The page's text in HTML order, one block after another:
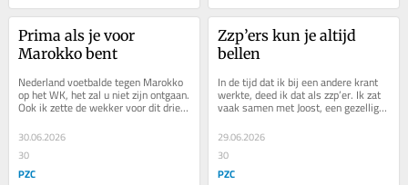
Prima als je voor
Marokko bent
Nederland voetbalde tegen Marokko
op het WK, het zal u niet zijn ontgaan.
Ook ik zette de wekker voor dit drie
30.06.2026
30
PZC
Zzp’ers kun je altijd
bellen
In de tijd dat ik bij een andere krant
werkte, deed ik dat als zzp’er. Ik zat
vaak samen met Joost, een gezellige,
groot uitgevallen Rotterdammer...
29.06.2026
30
PZC